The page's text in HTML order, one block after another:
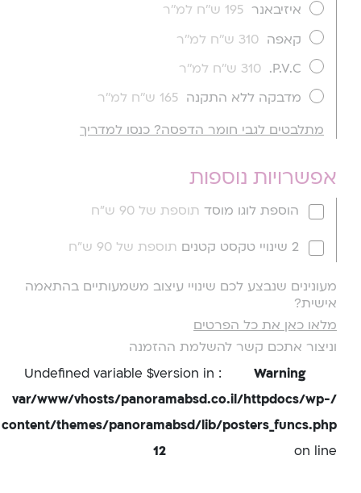
איזיבאנר 195 ש''ח למ''ר
קאפה 310 ש''ח למ''ר
P.V.C.
310 ש''ח למ''ר
מדבקה ללא התקנה 165 ש''ח למ''ר
מתלבטים לגבי חומר הדפסה? כנסו למדריך
אפשרויות נוספות
הוספת לוגו מוסד תוספת של 90 ש"ח
2 שינויי טקסט קטנים תוספת של 90 ש"ח
מעונינים שנבצע לכם שינויי עיצוב משמעותיים בהתאמה
אישית?
מלאו כאן את כל הפרטים
וניצור אתכם קשר להשלמת ההזמנה
Warning
: Undefined variable $version in
/var/www/vhosts/panoramabsd.co.il/httpdocs/wp-
content/themes/panoramabsd/lib/posters_funcs.php
on line
12